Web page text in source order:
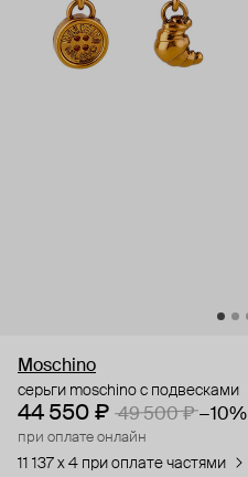
Moschino
серьги moschino с подвесками
44 550 ₽ 49 500 ₽ −10%
при оплате онлайн
11 137 x 4 при оплате частями